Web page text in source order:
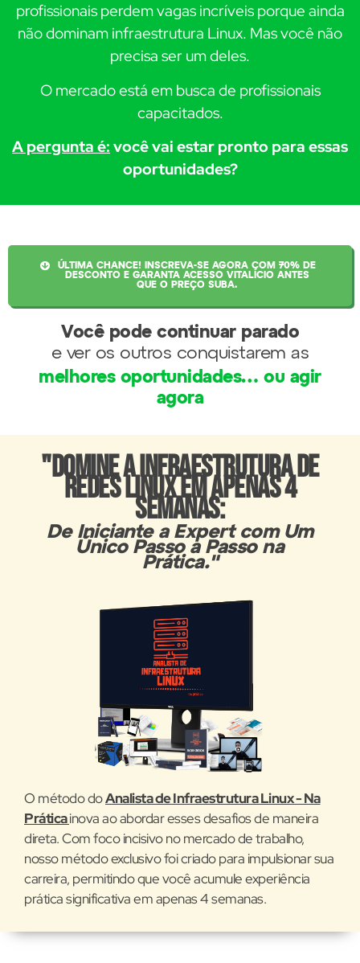
profissionais perdem vagas incríveis porque ainda
não dominam infraestrutura Linux. Mas você não
precisa ser um deles.
O mercado está em busca de profissionais
capacitados.
A pergunta é: você vai estar pronto para essas
oportunidades?
ÚLTIMA CHANCE! INSCREVA-SE AGORA COM 70% DE
DESCONTO E GARANTA ACESSO VITALÍCIO ANTES
QUE O PREÇO SUBA.
Você pode continuar parado
e ver os outros conquistarem as
melhores oportunidades… ou agir
agora
"Domine a Infraestrutura de
Redes Linux em Apenas 4
Semanas:
De Iniciante a Expert com Um
Único Passo a Passo na
Prática."
O método doAnalista de Infraestrutura Linux - Na
Práticainova ao abordar esses desafios de maneira
direta. Com foco incisivo no mercado de trabalho,
nosso método exclusivo foi criado para impulsionar sua
carreira, permitindo que você acumule experiência
prática significativa em apenas 4 semanas.